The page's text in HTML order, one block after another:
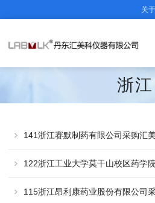
关
浙江
141浙江赛默制药有限公司采购汇
套
122浙江工业大学莫干山校区药学
喷射筛一套
115浙江昂利康药业股份有限公司